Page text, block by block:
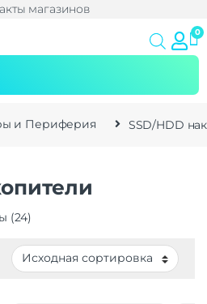
магазинов
и Периферия SSD/HDD
(24)